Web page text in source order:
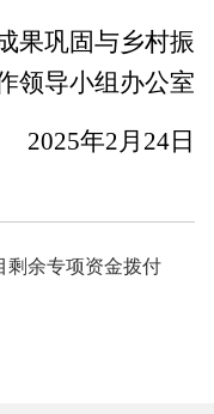
果巩固与乡村振
领导小组办公室
2025年2 月 24日
剩余专项资金拨付